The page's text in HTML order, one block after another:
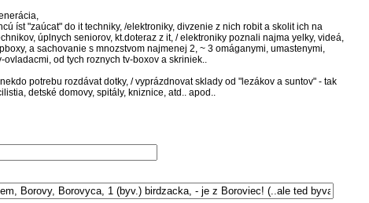
íst "zaúcat" do it techniky, /elektroniky, divzenie z nich robit a skolit ich na
úplnych seniorov, kt.doteraz z it, / elektroniky poznali najma yelky, videá,
a sachovanie s mnozstvom najmenej 2, ~ 3 omáganymi, umastenymi,
ovladacmi, od tych roznych tv-boxov a skriniek..
potrebu rozdávat dotky, / vyprázdnovat sklady od "lezákov a suntov" - tak
detské domovy, spitály, kniznice, atd.. apod..